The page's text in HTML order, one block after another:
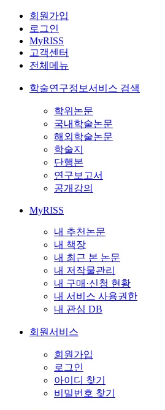
회원가입
로그인
MyRISS
고객센터
전체메뉴
학술연구정보서비스 검색
학위논문
국내학술논문
해외학술논문
학술지
단행본
연구보고서
공개강의
MyRISS
내 추천논문
내 책장
내 최근 본 논문
내 저작물관리
내 구매·신청 현황
내 서비스 사용권한
내 관심 DB
회원서비스
회원가입
로그인
아이디 찾기
비밀번호 찾기